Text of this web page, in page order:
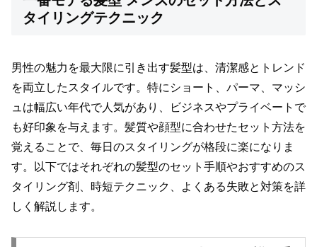
タイリングテクニック
男性の魅力を最大限に引き出す髪型は、清潔感とトレンド
を両立したスタイルです。特にショート、パーマ、マッシ
ュは幅広い年代で人気があり、ビジネスやプライベートで
も好印象を与えます。髪質や顔型に合わせたセット方法を
覚えることで、毎日のスタイリングが格段に楽になりま
す。以下ではそれぞれの髪型のセット手順やおすすめのス
タイリング剤、時短テクニック、よくある失敗と対策を詳
しく解説します。